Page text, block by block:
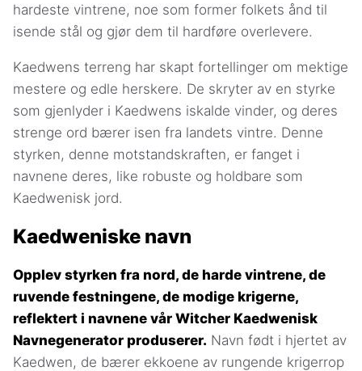
hardeste vintrene, noe som former folkets ånd til
isende stål og gjør dem til hardføre overlevere.
Kaedwens terreng har skapt fortellinger om mektige
mestere og edle herskere. De skryter av en styrke
som gjenlyder i Kaedwens iskalde vinder, og deres
strenge ord bærer isen fra landets vintre. Denne
styrken, denne motstandskraften, er fanget i
navnene deres, like robuste og holdbare som
Kaedwenisk jord.
Kaedweniske navn
Opplev styrken fra nord, de harde vintrene, de
ruvende festningene, de modige krigerne,
reflektert i navnene vår Witcher Kaedwenisk
Navnegenerator produserer. Navn født i hjertet av
Kaedwen, de bærer ekkoene av rungende krigerrop